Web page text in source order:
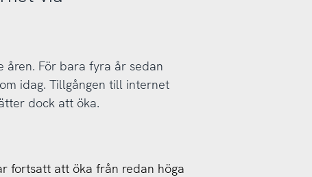
åren. För bara fyra år sedan
idag. Tillgången till internet
dock att öka.
fortsatt att öka från redan höga